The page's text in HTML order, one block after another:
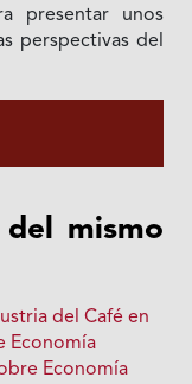
presentar unos
perspectivas del
mismo
del Café en
Economía
Economía